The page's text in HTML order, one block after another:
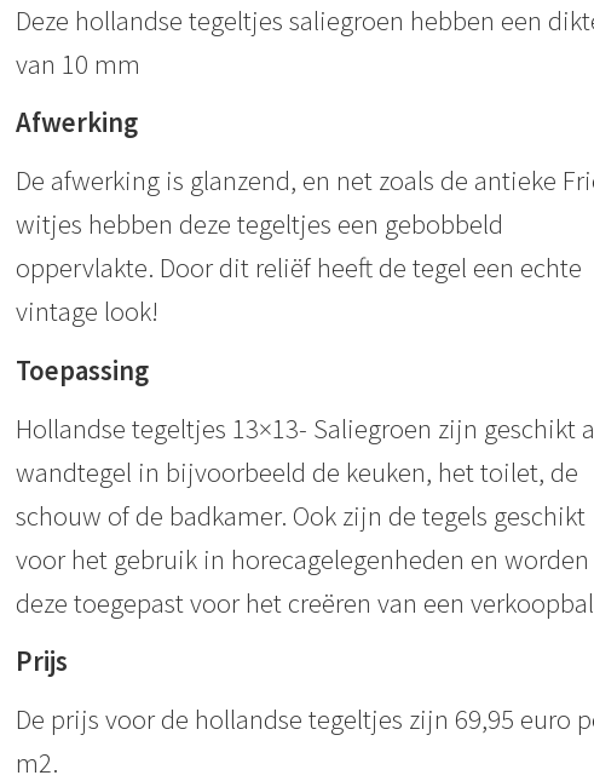
Deze hollandse tegeltjes saliegroen hebben een
van 10 mm
Afwerking
De afwerking is glanzend, en net zoals de antieke
witjes hebben deze tegeltjes een gebobbeld
oppervlakte. Door dit reliëf heeft de tegel een echte
vintage look!
Toepassing
Hollandse tegeltjes 13×13- Saliegroen zijn geschikt
wandtegel in bijvoorbeeld de keuken, het toilet, de
schouw of de badkamer. Ook zijn de tegels geschikt
voor het gebruik in horecagelegenheden en worden
deze toegepast voor het creëren van een
Prijs
De prijs voor de hollandse tegeltjes zijn 69,95 euro
m2.